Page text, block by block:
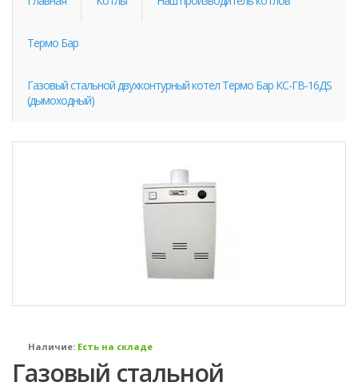
Термо Бар
Газовый стальной двухконтурный котел Термо Бар КС-ГВ-16ДS
(дымоходный)
Наличие: Есть на складе
Газовый стальной